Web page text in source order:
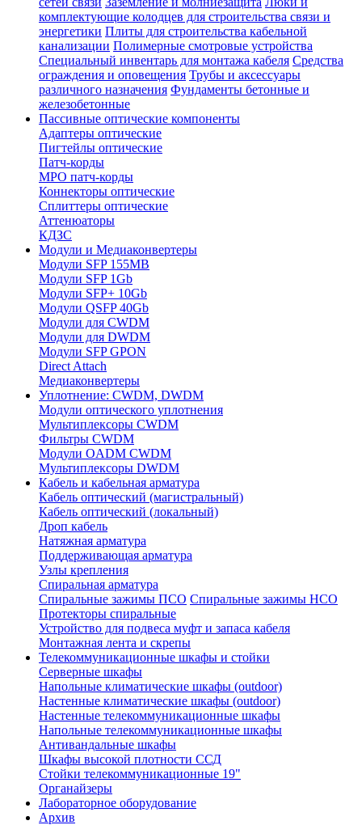
комплектующие колодцев для строительства связи и
энергетики Плиты для строительства кабельной
канализации Полимерные смотровые устройства
Специальный инвентарь для монтажа кабеля Средства
ограждения и оповещения Трубы и аксессуары
различного назначения Фундаменты бетонные и
железобетонные
Пассивные оптические компоненты
Адаптеры оптические
Пигтейлы оптические
Патч-корды
MPO патч-корды
Коннекторы оптические
Сплиттеры оптические
Аттенюаторы
КДЗС
Модули и Медиаконвертеры
Модули SFP 155MB
Модули SFP 1Gb
Модули SFP+ 10Gb
Модули QSFP 40Gb
Модули для CWDM
Модули для DWDM
Модули SFP GPON
Direct Attach
Медиаконвертеры
Уплотнение: CWDM, DWDM
Модули оптического уплотнения
Мультиплексоры CWDM
Фильтры CWDM
Модули OADM CWDM
Мультиплексоры DWDM
Кабель и кабельная арматура
Кабель оптический (магистральный)
Кабель оптический (локальный)
Дроп кабель
Натяжная арматура
Поддерживающая арматура
Узлы крепления
Спиральная арматура
Спиральные зажимы ПСО Спиральные зажимы НСО
Протекторы спиральные
Устройство для подвеса муфт и запаса кабеля
Монтажная лента и скрепы
Телекоммуникационные шкафы и стойки
Серверные шкафы
Напольные климатические шкафы (outdoor)
Настенные климатические шкафы (outdoor)
Настенные телекоммуникационные шкафы
Напольные телекоммуникационные шкафы
Антивандальные шкафы
Шкафы высокой плотности ССД
Стойки телекоммуникационные 19"
Органайзеры
Лабораторное оборудование
Архив